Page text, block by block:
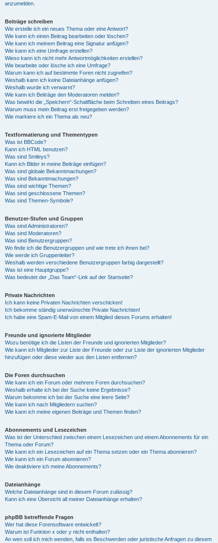
anzumelden.
Beiträge schreiben
Wie erstelle ich ein neues Thema oder eine Antwort?
Wie kann ich einen Beitrag bearbeiten oder löschen?
Wie kann ich meinem Beitrag eine Signatur anfügen?
Wie kann ich eine Umfrage erstellen?
Wieso kann ich nicht mehr Antwortmöglichkeiten erstellen?
Wie bearbeite oder lösche ich eine Umfrage?
Warum kann ich auf bestimmte Foren nicht zugreifen?
Weshalb kann ich keine Dateianhänge anfügen?
Weshalb wurde ich verwarnt?
Wie kann ich Beiträge den Moderatoren melden?
Was bewirkt die „Speichern“-Schaltfläche beim Schreiben eines Beitrags?
Warum muss mein Beitrag erst freigegeben werden?
Wie markiere ich ein Thema als neu?
Textformatierung und Thementypen
Was ist BBCode?
Kann ich HTML benutzen?
Was sind Smileys?
Kann ich Bilder in meine Beiträge einfügen?
Was sind globale Bekanntmachungen?
Was sind Bekanntmachungen?
Was sind wichtige Themen?
Was sind geschlossene Themen?
Was sind Themen-Symbole?
Benutzer-Stufen und Gruppen
Was sind Administratoren?
Was sind Moderatoren?
Was sind Benutzergruppen?
Wo finde ich die Benutzergruppen und wie trete ich ihnen bei?
Wie werde ich Gruppenleiter?
Weshalb werden verschiedene Benutzergruppen farbig dargestellt?
Was ist eine Hauptgruppe?
Was bedeutet der „Das Team“-Link auf der Startseite?
Private Nachrichten
Ich kann keine Privaten Nachrichten verschicken!
Ich bekomme ständig unerwünschte Private Nachrichten!
Ich habe eine Spam-E-Mail von einem Mitglied dieses Forums erhalten!
Freunde und ignorierte Mitglieder
Wozu benötige ich die Listen der Freunde und ignorierten Mitglieder?
Wie kann ich Mitglieder zur Liste der Freunde oder zur Liste der ignorierten Mitglieder
hinzufügen oder diese wieder aus den Listen entfernen?
Die Foren durchsuchen
Wie kann ich ein Forum oder mehrere Foren durchsuchen?
Weshalb erhalte ich bei der Suche keine Ergebnisse?
Warum bekomme ich bei der Suche eine leere Seite?
Wie kann ich nach Mitgliedern suchen?
Wie kann ich meine eigenen Beiträge und Themen finden?
Abonnements und Lesezeichen
Was ist der Unterschied zwischen einem Lesezeichen und einem Abonnements für ein
Thema oder Forum?
Wie kann ich ein Lesezeichen auf ein Thema setzen oder ein Thema abonnieren?
Wie kann ich ein Forum abonnieren?
Wie deaktiviere ich meine Abonnements?
Dateianhänge
Welche Dateianhänge sind in diesem Forum zulässig?
Kann ich eine Übersicht all meiner Dateianhänge erhalten?
phpBB betreffende Fragen
Wer hat diese Forensoftware entwickelt?
Warum ist Funktion x oder y nicht enthalten?
An wen soll ich mich wenden, falls es Beschwerden oder juristische Anfragen zu diesem